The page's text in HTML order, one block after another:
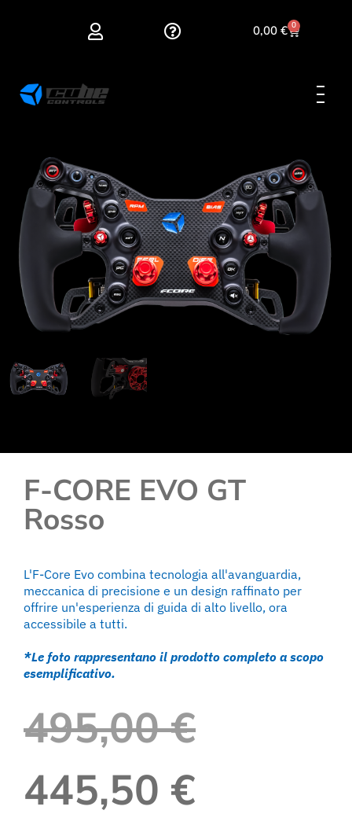
0,00 € 0
F-CORE EVO GT
Rosso
L'F-Core Evo combina tecnologia all'avanguardia,
meccanica di precisione e un design raffinato per
offrire un'esperienza di guida di alto livello, ora
accessibile a tutti.
*Le foto rappresentano il prodotto completo a scopo
esemplificativo.
495,00€
445,50 €